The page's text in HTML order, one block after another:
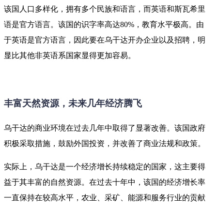
该国人口多样化，拥有多个民族和语言，而英语和斯瓦希里
语是官方语言。该国的识字率高达80%，教育水平极高。由
于英语是官方语言，因此要在乌干达开办企业以及招聘，明
显比其他非英语系国家显得更加容易。
丰富天然资源，未来几年经济腾飞
乌干达的商业环境在过去几年中取得了显著改善。该国政府
积极采取措施，鼓励外国投资，并改善了商业法规和政策。
实际上，乌干达是一个经济增长持续稳定的国家，这主要得
益于其丰富的自然资源。在过去十年中，该国的经济增长率
一直保持在较高水平，农业、采矿、能源和服务行业的贡献